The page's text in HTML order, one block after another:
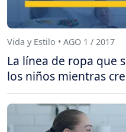
Vida y Estilo • AGO 1 / 2017
La línea de ropa que
los niños mientras